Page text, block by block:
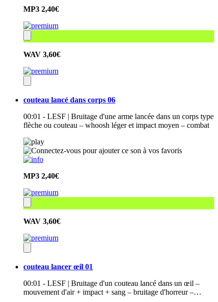
MP3 2,40€
WAV 3,60€
couteau lancé dans corps 06
00:01 - LESF | Bruitage d'une arme lancée dans un corps type
flèche ou couteau – whoosh léger et impact moyen – combat
MP3 2,40€
WAV 3,60€
couteau lancer œil 01
00:01 - LESF | Bruitage d'un couteau lancé dans un œil –
mouvement d'air + impact + sang – bruitage d'horreur –…